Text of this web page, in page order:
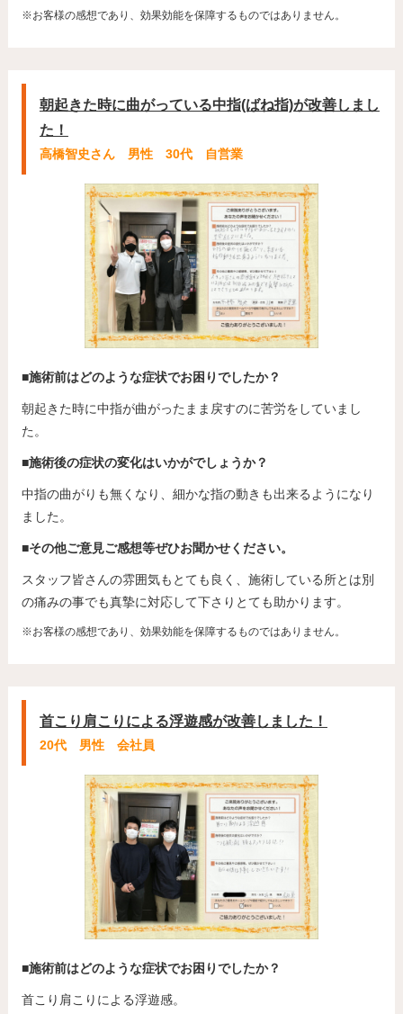
※お客様の感想であり、効果効能を保障するものではありません。
朝起きた時に曲がっている中指(ばね指)が改善しまし
た！
高橋智史さん 男性 30代 自営業
■施術前はどのような症状でお困りでしたか？
朝起きた時に中指が曲がったまま戻すのに苦労をしていまし
た。
■施術後の症状の変化はいかがでしょうか？
中指の曲がりも無くなり、細かな指の動きも出来るようになり
ました。
■その他ご意見ご感想等ぜひお聞かせください。
スタッフ皆さんの雰囲気もとても良く、施術している所とは別
の痛みの事でも真摯に対応して下さりとても助かります。
※お客様の感想であり、効果効能を保障するものではありません。
首こり肩こりによる浮遊感が改善しました！
20代 男性 会社員
■施術前はどのような症状でお困りでしたか？
首こり肩こりによる浮遊感。